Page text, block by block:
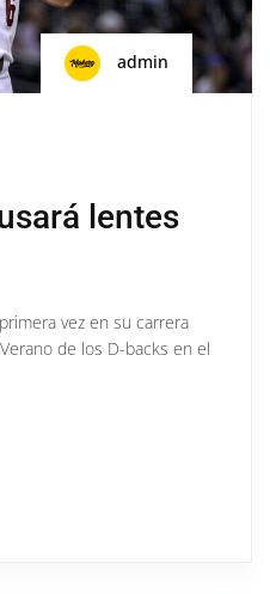
admin
lentes
vez en su carrera
de los D-backs en el